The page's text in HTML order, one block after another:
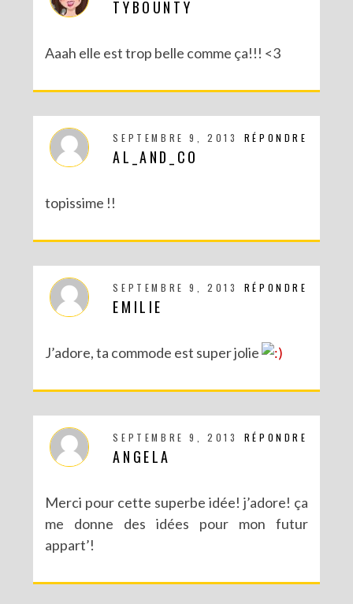
TYBOUNTY
Aaah elle est trop belle comme ça!!! <3
RÉPONDRE
SEPTEMBRE 9, 2013
AL_AND_CO
topissime !!
RÉPONDRE
SEPTEMBRE 9, 2013
EMILIE
J’adore, ta commode est super jolie
RÉPONDRE
SEPTEMBRE 9, 2013
ANGELA
Merci pour cette superbe idée! j’adore! ça
me donne des idées pour mon futur
appart’!